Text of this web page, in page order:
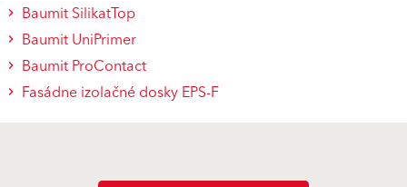
Baumit SilikatTop
Baumit UniPrimer
Baumit ProContact
Fasádne izolačné dosky EPS-F